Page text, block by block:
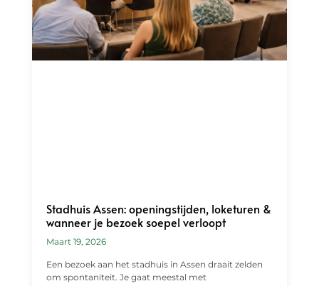
Stadhuis Assen: openingstijden, loketuren &
wanneer je bezoek soepel verloopt
Maart 19, 2026
Een bezoek aan het stadhuis in Assen draait zelden
om spontaniteit. Je gaat meestal met